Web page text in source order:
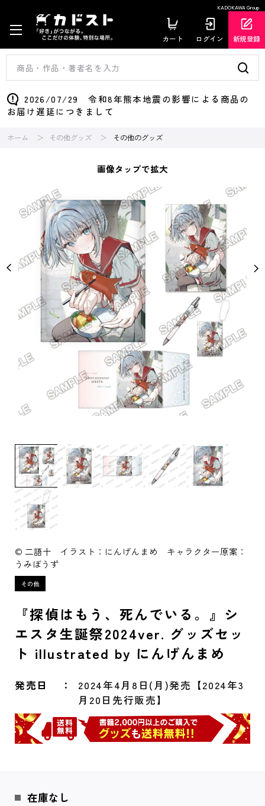
KADOKAWA Group
カート ログイン 新規登録
2026/07/29 令和8年熊本地震の影響による商品の
お届け遅延につきまして
ホーム その他グッズ その他のグッズ
画像タップで拡大
© 二語十 イラスト：にんげんまめ キャラクター原案：
うみぼうず
『探偵はもう、死んでいる。』シ
エスタ生誕祭2024ver. グッズセッ
ト illustrated by にんげんまめ
発売日
2024年4月8日(月)発売【2024年3
月20日先行販売】
在庫なし